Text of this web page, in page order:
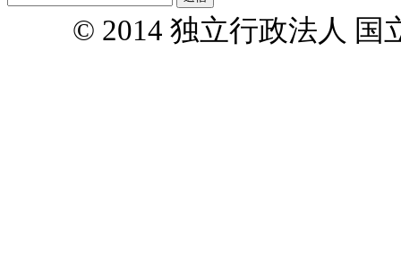
© 2014 独立行政法人 国